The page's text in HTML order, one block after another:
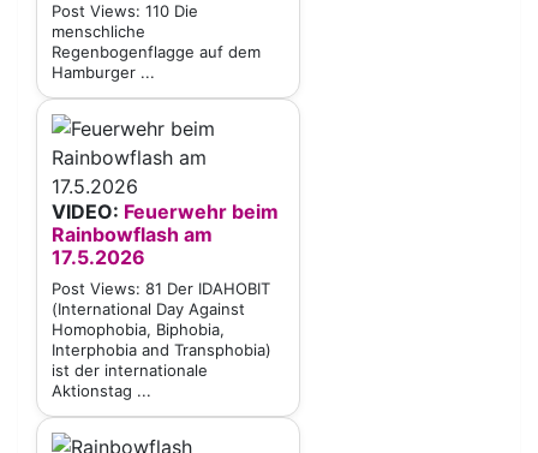
Post Views: 110 Die
menschliche
Regenbogenflagge auf dem
Hamburger ...
VIDEO: Feuerwehr beim
Rainbowflash am
17.5.2026
Post Views: 81 Der IDAHOBIT
(International Day Against
Homophobia, Biphobia,
Interphobia and Transphobia)
ist der internationale
Aktionstag ...